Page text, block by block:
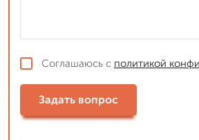
Соглашаюсь с политикой
Задать вопрос